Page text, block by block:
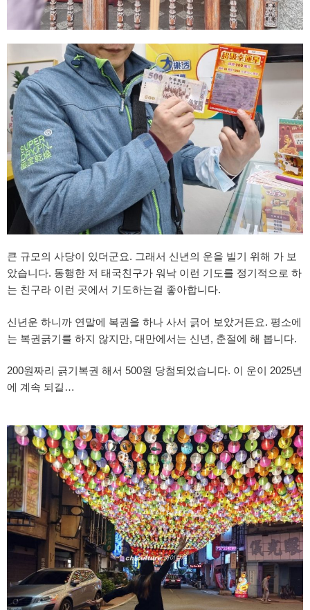
큰 규모의 사당이 있더군요. 그래서 신년의 운을 빌기 위해 가 보
았습니다. 동행한 저 태국친구가 워낙 이런 기도를 정기적으로 하
는 친구라 이런 곳에서 기도하는걸 좋아합니다.
신년운 하니까 연말에 복권을 하나 사서 긁어 보았거든요. 평소에
는 복권긁기를 하지 않지만, 대만에서는 신년, 춘절에 해 봅니다.
200원짜리 긁기복권 해서 500원 당첨되었습니다. 이 운이 2025년
에 계속 되길…